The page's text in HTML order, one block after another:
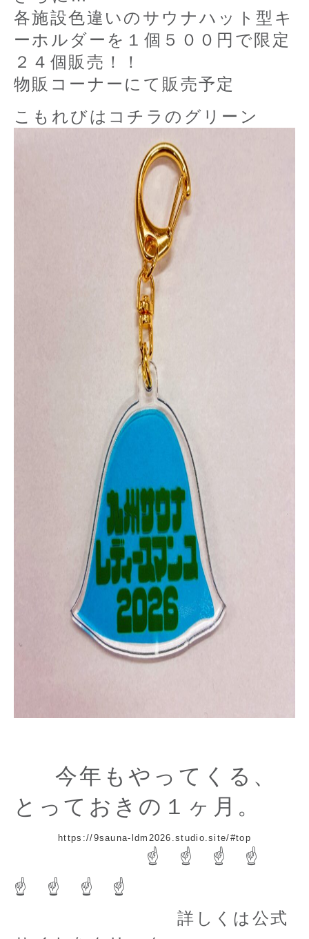
お知らせ
クーポン情報
こもれびについて
ご利用ガイド
温泉
サウナ
お食事
リラクゼーション
スタッフ募集中
お問い合わせ
各施設色違いのサウナハット型キ
ーホルダーを１個５００円で限定
２４個販売！！
物販コーナーにて販売予定
こもれびはコチラのグリーン
今年もやってくる、
とっておきの１ヶ月。
https://9sauna-ldm2026.studio.site/#top
☝ ☝ ☝ ☝
☝ ☝ ☝ ☝
詳しくは公式